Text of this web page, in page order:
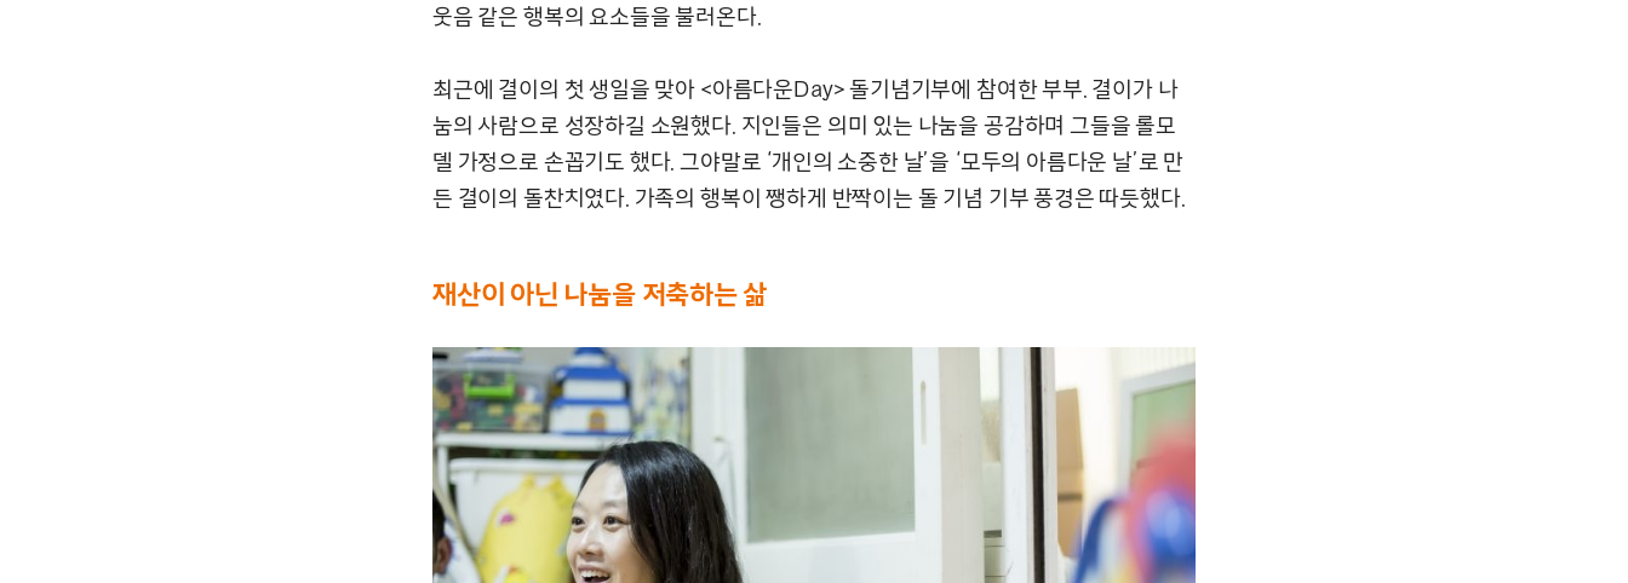
웃음 같은 행복의 요소들을 불러온다.
최근에 결이의 첫 생일을 맞아 <아름다운Day> 돌기념기부에 참여한 부부. 결이가 나
눔의 사람으로 성장하길 소원했다. 지인들은 의미 있는 나눔을 공감하며 그들을 롤모
델 가정으로 손꼽기도 했다. 그야말로 ‘개인의 소중한 날’을 ‘모두의 아름다운 날’로 만
든 결이의 돌찬치였다. 가족의 행복이 쨍하게 반짝이는 돌 기념 기부 풍경은 따듯했다.
재산이 아닌 나눔을 저축하는 삶